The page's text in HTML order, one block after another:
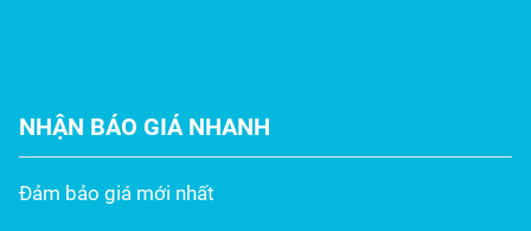
NHẬN BÁO GIÁ NHANH
Đảm bảo giá mới nhất